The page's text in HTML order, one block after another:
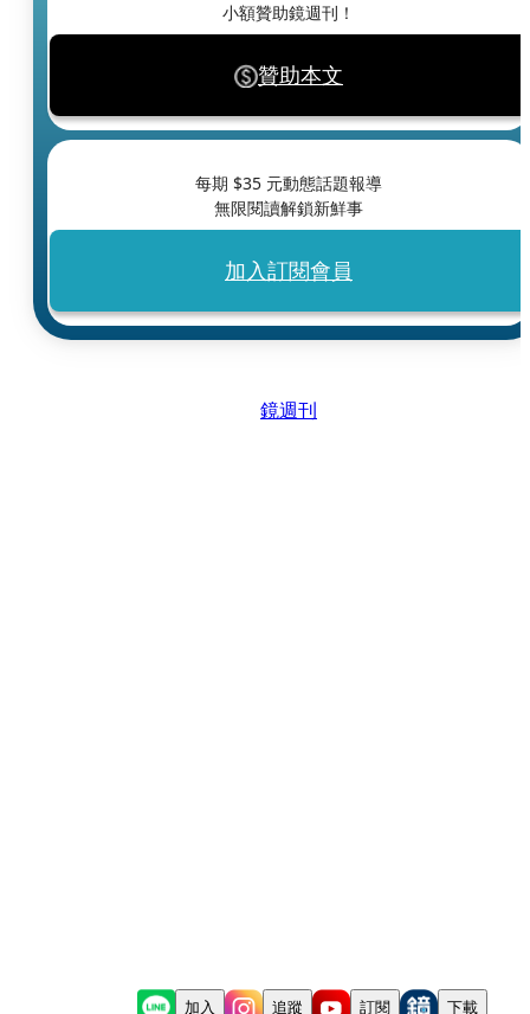
小額贊助鏡週刊！
贊助本文
每期 $35 元動態話題報導
無限閱讀解鎖新鮮事
加入訂閱會員
鏡週刊
加入 追蹤 訂閱 下載